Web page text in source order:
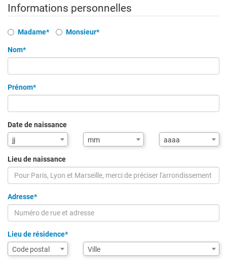
Informations personnelles
CivilitéMadame* Monsieur*
Nom*
Prénom*
Date de naissance
jj
Mois
de
mm
Année
de
aaaa
Lieu de naissance
Adresse*
Lieu de résidence*
Assistance
de
Code postal Ville
Ville